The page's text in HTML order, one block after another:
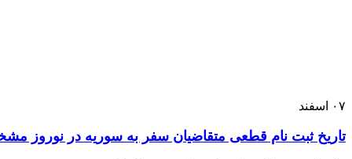
۰۷ اسفند
تاریخ ثبت نام قطعی متقاضیان سفر به سوریه در نوروز